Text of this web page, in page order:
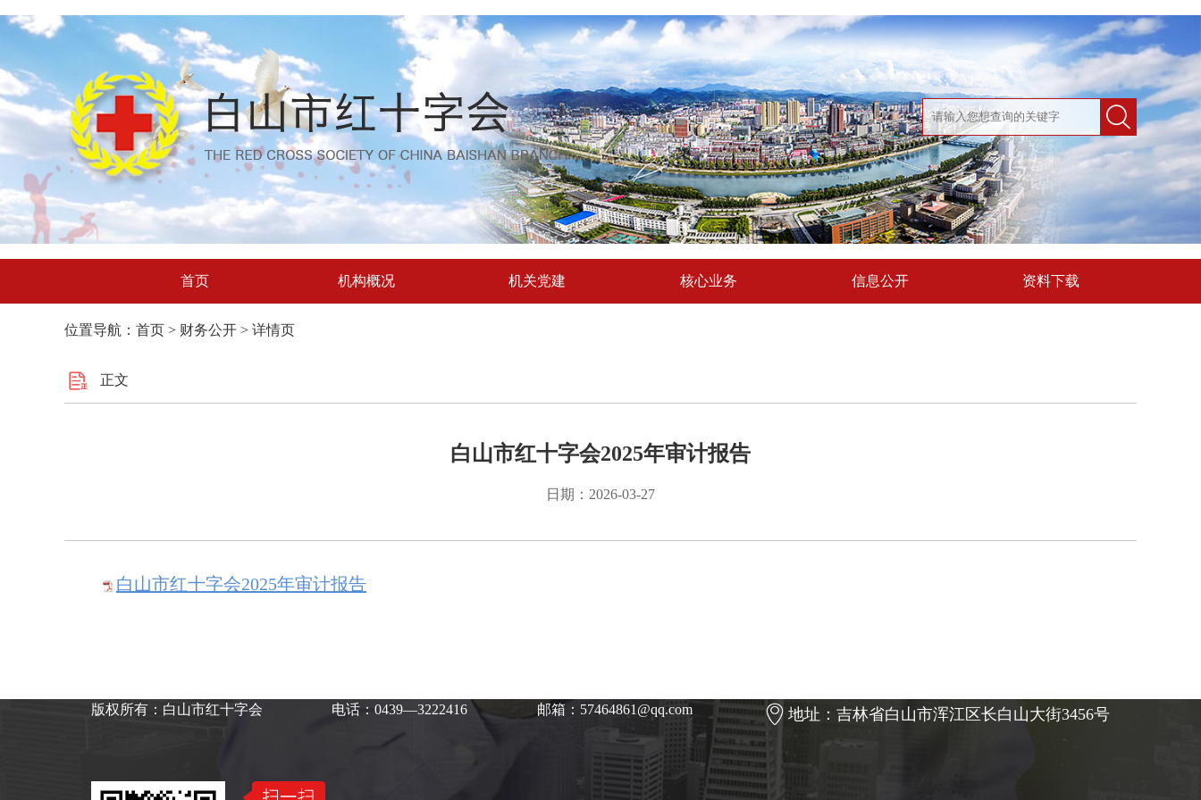
首页 机构概况 机关党建 核心业务 信息公开 资料下载
位置导航：首页 > 财务公开 > 详情页
正文
白山市红十字会2025年审计报告
日期：2026-03-27
白山市红十字会2025年审计报告
版权所有：白山市红十字会 电话：0439—3222416 邮箱：57464861@qq.com 地址：吉林省白山市浑江区长白山大街3456号